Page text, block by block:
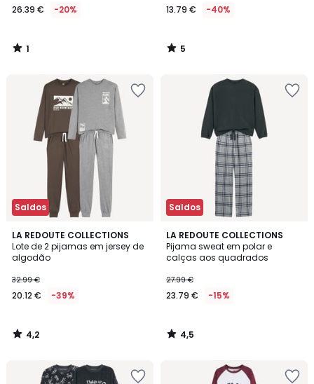
26.39 € -20%
1
/
13.79 € -40%
5
/
Saldos
LA REDOUTE COLLECTIONS
Lote de 2 pijamas em jersey de
algodão
32.99 €
20.12 € -39%
4,2
/ 5
4,2
/
Saldos
LA REDOUTE COLLECTIONS
Pijama sweat em polar e
calças aos quadrados
27.99 €
23.79 € -15%
4,5
/ 5
4,5
/